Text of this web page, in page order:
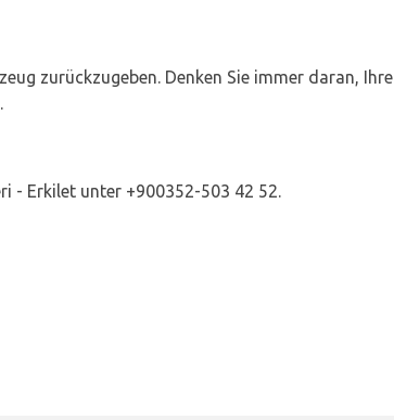
zurückzugeben. Denken Sie immer daran, Ihre
- Erkilet unter +900352-503 42 52.